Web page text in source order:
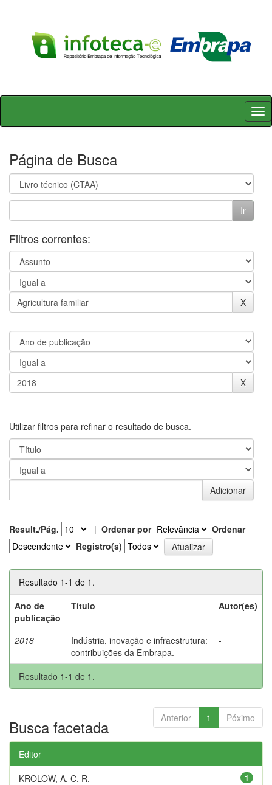
Skip
Página de Busca
Filtros correntes:
Utilizar filtros para refinar o resultado de busca.
Result./Pág. | Ordenar por
Ordenar
Registro(s)
Resultado 1-1 de 1.
Ano de
publicação
Título Autor(es)
2018
Indústria, inovação e infraestrutura:
contribuições da Embrapa.
-
Resultado 1-1 de 1.
Anterior 1 Póximo
Busca facetada
Editor
1
KROLOW, A. C. R.